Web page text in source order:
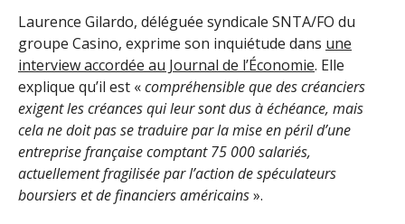
Laurence Gilardo, déléguée syndicale SNTA/FO du
groupe Casino, exprime son inquiétude dans une
interview accordée au Journal de l’Économie. Elle
explique qu’il est «compréhensible que des créanciers
exigent les créances qui leur sont dus à échéance, mais
cela ne doit pas se traduire par la mise en péril d’une
entreprise française comptant 75 000 salariés,
actuellement fragilisée par l’action de spéculateurs
boursiers et de financiers américains».